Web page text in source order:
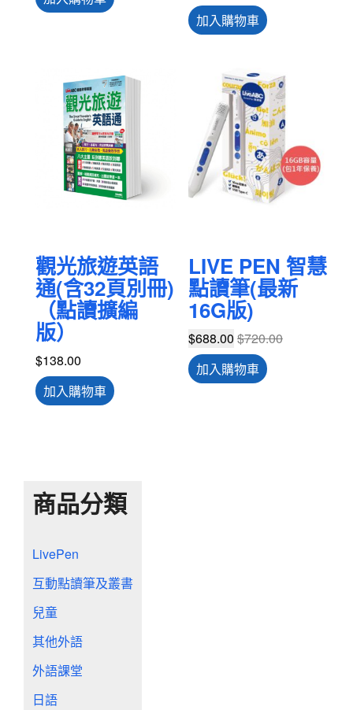
加入購物車
觀光旅遊英語
通(含32頁別冊)
（點讀擴編
版）
$138.00
加入購物車
LIVE PEN 智慧
點讀筆(最新
16G版)
$688.00 $720.00
加入購物車
商品分類
LivePen
互動點讀筆及叢書
兒童
其他外語
外語課堂
日語